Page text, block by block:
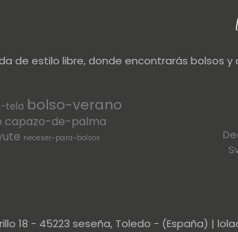
de estilo libre, donde encontrarás bolsos
tela bolso-verano
capazo-de-palma
neceser-para-bolsos
18 - 45223 seseña, Toledo - (España) |